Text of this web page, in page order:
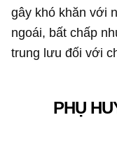
gây khó khăn với
ngoái, bất chấp
trung lưu đối với
PHỤ